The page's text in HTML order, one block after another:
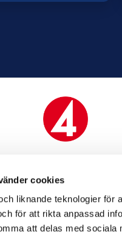
cookies
liknande teknologier för
för att rikta anpassad
att delas med